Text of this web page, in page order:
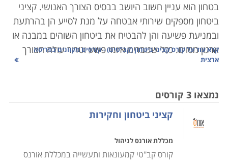
בטחון הוא עניין חשוב היושב בבסיס הצורך האנושי. קציני
ביטחון מספקים שירותי אבטחה על מנת לסייע הן בהרתעת
ובמניעת פשיעה והן להבטיח את ביטחון השוהים במבנה או
ארגון מסוים. ככל שגוברים איומי פשע וטרור עולה הצורך
באנשי ביטחון מיומנים בייחוד במקומות כגון בנקים, בתי
נוספים. לכן, היכולת של קצין הביטחון להשרות שלווה על
ובכלים העומדים לרשותו.
קורס קציני ביטחון מיועד לאנשים העוסקים באבטחה, בין
קרא עוד עלקורס קציני ביטחון (קב"טים) - קורסים מקוונים בפריסה
ארצית
נמצאו 3 קורסים
קציני ביטחון וחקירות
מכללת אורנס לניהול
קורס קב"טי קמעונאות ותעשייה במכללת אורנס